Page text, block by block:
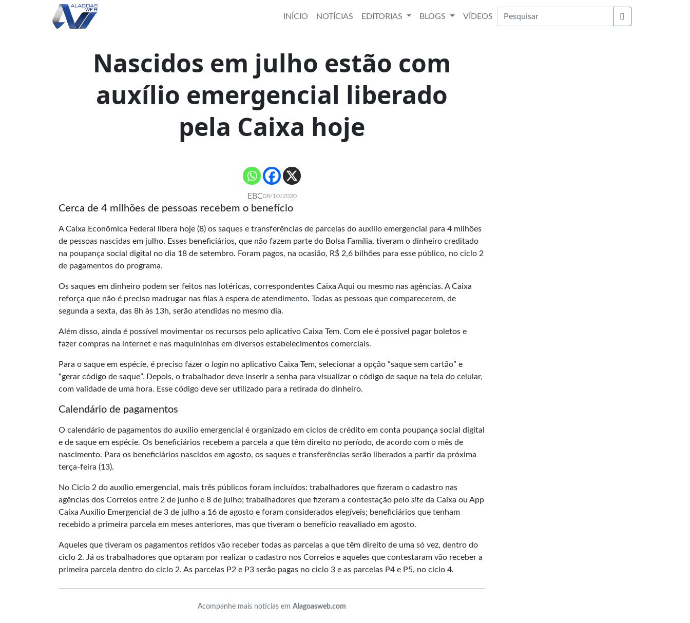
INÍCIO NOTÍCIAS EDITORIAS BLOGS
VÍDEOS
Buscar
Nascidos em julho estão com
auxílio emergencial liberado
pela Caixa hoje
EBC08/10/2020
Cerca de 4 milhões de pessoas recebem o benefício
A Caixa Econômica Federal libera hoje (8) os saques e transferências de parcelas do auxílio emergencial para 4 milhões
de pessoas nascidas em julho. Esses beneficiários, que não fazem parte do Bolsa Família, tiveram o dinheiro creditado
na poupança social digital no dia 18 de setembro. Foram pagos, na ocasião, R$ 2,6 bilhões para esse público, no ciclo 2
de pagamentos do programa.
Os saques em dinheiro podem ser feitos nas lotéricas, correspondentes Caixa Aqui ou mesmo nas agências. A Caixa
reforça que não é preciso madrugar nas filas à espera de atendimento. Todas as pessoas que comparecerem, de
segunda a sexta, das 8h às 13h, serão atendidas no mesmo dia.
Além disso, ainda é possível movimentar os recursos pelo aplicativo Caixa Tem. Com ele é possível pagar boletos e
fazer compras na internet e nas maquininhas em diversos estabelecimentos comerciais.
Para o saque em espécie, é preciso fazer o login no aplicativo Caixa Tem, selecionar a opção “saque sem cartão” e
“gerar código de saque”. Depois, o trabalhador deve inserir a senha para visualizar o código de saque na tela do celular,
com validade de uma hora. Esse código deve ser utilizado para a retirada do dinheiro.
Calendário de pagamentos
O calendário de pagamentos do auxílio emergencial é organizado em ciclos de crédito em conta poupança social digital
e de saque em espécie. Os beneficiários recebem a parcela a que têm direito no período, de acordo com o mês de
nascimento. Para os beneficiários nascidos em agosto, os saques e transferências serão liberados a partir da próxima
terça-feira (13).
No Ciclo 2 do auxílio emergencial, mais três públicos foram incluídos: trabalhadores que fizeram o cadastro nas
agências dos Correios entre 2 de junho e 8 de julho; trabalhadores que fizeram a contestação pelo site da Caixa ou App
Caixa Auxílio Emergencial de 3 de julho a 16 de agosto e foram considerados elegíveis; beneficiários que tenham
recebido a primeira parcela em meses anteriores, mas que tiveram o benefício reavaliado em agosto.
Aqueles que tiveram os pagamentos retidos vão receber todas as parcelas a que têm direito de uma só vez, dentro do
ciclo 2. Já os trabalhadores que optaram por realizar o cadastro nos Correios e aqueles que contestaram vão receber a
primeira parcela dentro do ciclo 2. As parcelas P2 e P3 serão pagas no ciclo 3 e as parcelas P4 e P5, no ciclo 4.
Acompanhe mais notícias em Alagoasweb.com